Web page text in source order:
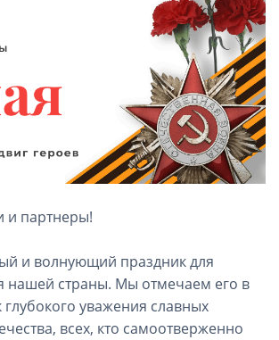
и партнеры!
и волнующий праздник для
нашей страны. Мы отмечаем его в
глубокого уважения славных
всех, кто самоотверженно